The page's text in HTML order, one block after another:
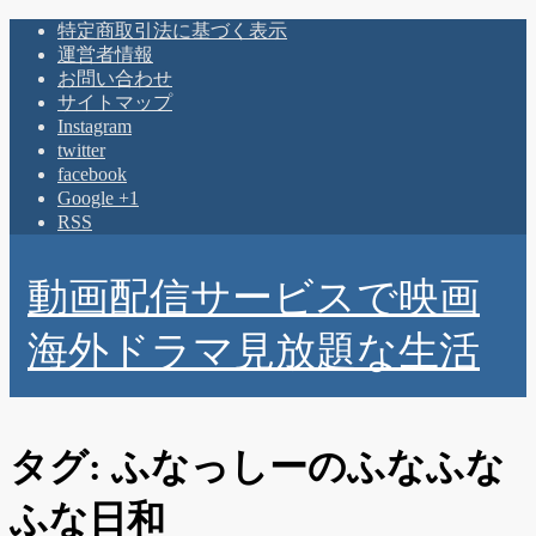
特定商取引法に基づく表示
運営者情報
お問い合わせ
サイトマップ
Instagram
twitter
facebook
Google +1
RSS
動画配信サービスで映画
海外ドラマ見放題な生活
タグ: ふなっしーのふなふな
ふな日和